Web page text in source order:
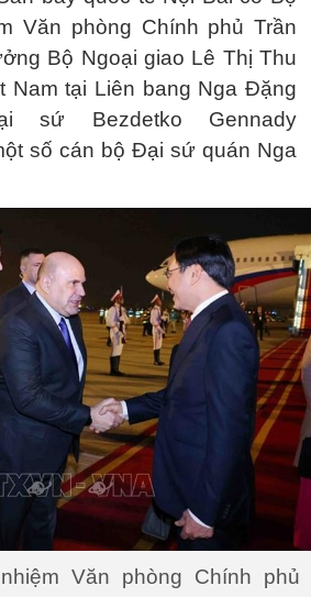
Văn phòng Chính phủ Trần
Bộ Ngoại giao Lê Thị Thu
Nam tại Liên bang Nga Đặng
sứ Bezdetko Gennady
số cán bộ Đại sứ quán Nga
Văn phòng Chính phủ